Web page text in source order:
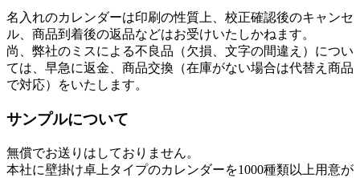
名入れのカレンダーは印刷の性質上、校正確認後のキャンセ
ル、商品到着後の返品などはお受けいたしかねます。
尚、弊社のミスによる不良品（欠損、文字の間違え）につい
ては、早急に返金、商品交換（在庫がない場合は代替え商品
で対応）をいたします。
サンプルについて
無償でお送りはしておりません。
本社に壁掛け卓上タイプのカレンダーを1000種類以上用意が